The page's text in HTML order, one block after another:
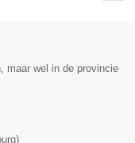
maar wel in de provincie
)